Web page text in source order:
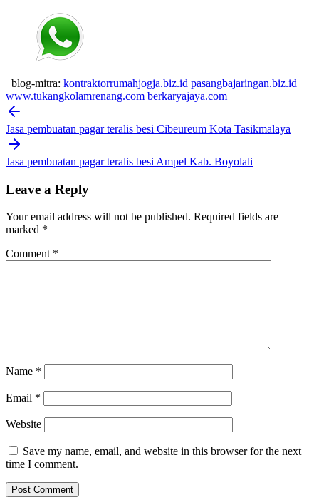
blog-mitra: kontraktorrumahjogja.biz.id pasangbajaringan.biz.id
www.tukangkolamrenang.com berkaryajaya.com
Post
navigation
Jasa pembuatan pagar teralis besi Cibeureum Kota Tasikmalaya
Jasa pembuatan pagar teralis besi Ampel Kab. Boyolali
Leave a Reply
Your email address will not be published. Required fields are
marked *
Comment *
Name *
Email *
Website
Save my name, email, and website in this browser for the next
time I comment.